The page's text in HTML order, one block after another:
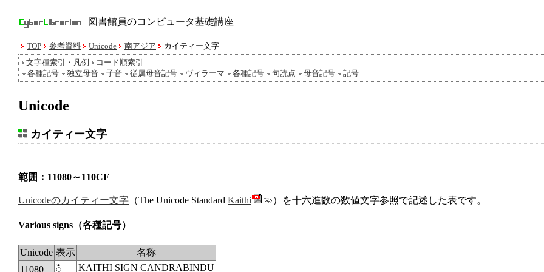
図書館員のコンピュータ基礎講座
TOP 参考資料 Unicode 南アジア
カイティー文字
文字種索引・凡例
コード順索引
各種記号
独立母音 子音 従属母音記号 ヴィラーマ 各種記号 句読点 母音記号 記号
Unicode
カイティー文字
範囲：11080～110CF
Unicodeのカイティー文字 （The Unicode Standard Kaithi ）を十六進数の数値文字参照で記述した表です。
Various signs （各種記号）
Unicode 表示
名称
11080
◌𑂀
KAITHI SIGN CANDRABINDU